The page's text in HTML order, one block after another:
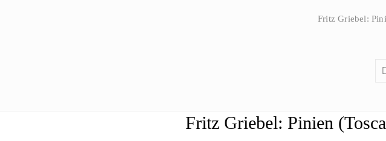
Fritz Griebel:
Fritz Griebel: Pinien